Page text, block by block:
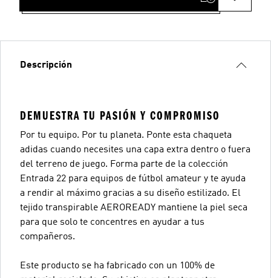
Descripción
DEMUESTRA TU PASIÓN Y COMPROMISO
Por tu equipo. Por tu planeta. Ponte esta chaqueta
adidas cuando necesites una capa extra dentro o fuera
del terreno de juego. Forma parte de la colección
Entrada 22 para equipos de fútbol amateur y te ayuda
a rendir al máximo gracias a su diseño estilizado. El
tejido transpirable AEROREADY mantiene la piel seca
para que solo te concentres en ayudar a tus
compañeros.
Este producto se ha fabricado con un 100% de